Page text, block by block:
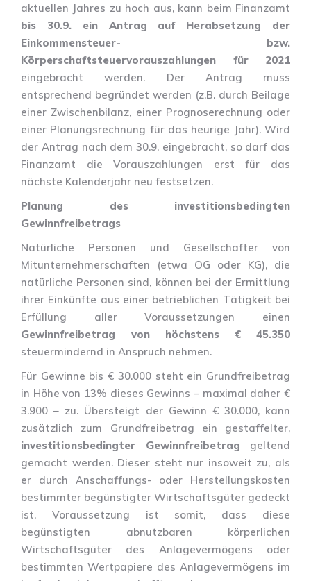
aktuellen Jahres zu hoch aus, kann beim Finanzamt
bis 30.9. ein Antrag auf Herabsetzung der
Einkommensteuer- bzw.
Körperschaftsteuervorauszahlungen für 2021
eingebracht werden. Der Antrag muss
entsprechend begründet werden (z.B. durch Beilage
einer Zwischenbilanz, einer Prognoserechnung oder
einer Planungsrechnung für das heurige Jahr). Wird
der Antrag nach dem 30.9. eingebracht, so darf das
Finanzamt die Vorauszahlungen erst für das
nächste Kalenderjahr neu festsetzen.
Planung des investitionsbedingten
Gewinnfreibetrags
Natürliche Personen und Gesellschafter von
Mitunternehmerschaften (etwa OG oder KG), die
natürliche Personen sind, können bei der Ermittlung
ihrer Einkünfte aus einer betrieblichen Tätigkeit bei
Erfüllung aller Voraussetzungen einen
Gewinnfreibetrag von höchstens € 45.350
steuermindernd in Anspruch nehmen.
Für Gewinne bis € 30.000 steht ein Grundfreibetrag
in Höhe von 13% dieses Gewinns – maximal daher €
3.900 – zu. Übersteigt der Gewinn € 30.000, kann
zusätzlich zum Grundfreibetrag ein gestaffelter,
investitionsbedingter Gewinnfreibetrag geltend
gemacht werden. Dieser steht nur insoweit zu, als
er durch Anschaffungs- oder Herstellungskosten
bestimmter begünstigter Wirtschaftsgüter gedeckt
ist. Voraussetzung ist somit, dass diese
begünstigten abnutzbaren körperlichen
Wirtschaftsgüter des Anlagevermögens oder
bestimmten Wertpapiere des Anlagevermögens im